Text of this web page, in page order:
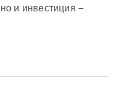
и инвестиция —